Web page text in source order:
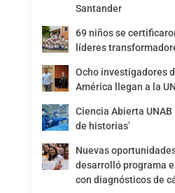
Santander
69 niños se
líderes
Ocho investigadores
América llegan a la
Ciencia Abierta UNAB
de historias’
Nuevas
desarrolló programa
con diagnósticos de